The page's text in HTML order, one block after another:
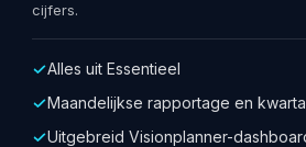
cijfers.
Alles uit Essentieel
Maandelijkse rapportage en
Uitgebreid Visionplanner-